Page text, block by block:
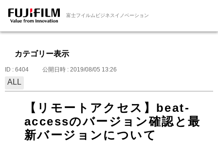
富士フイルムビジネスイノベーション
カテゴリー表示
ID : 6404 公開日時 : 2019/08/05 13:26
ALL
【リモートアクセス】beat-
accessのバージョン確認と最
新バージョンについて